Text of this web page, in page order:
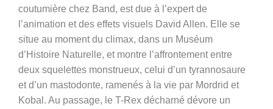
coutumière chez Band, est due à l’expert de
l’animation et des effets visuels David Allen. Elle se
situe au moment du climax, dans un Muséum
d’Histoire Naturelle, et montre l’affrontement entre
deux squelettes monstrueux, celui d’un tyrannosaure
et d’un mastodonte, ramenés à la vie par Mordrid et
Kobal. Au passage, le T-Rex décharné dévore un